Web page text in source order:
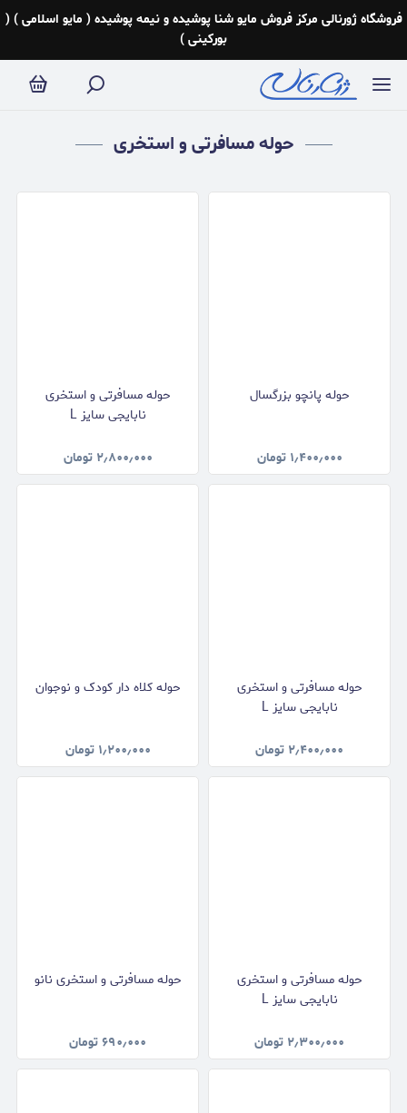
فروشگاه ژورنالی مرکز فروش مایو شنا پوشیده و نیمه پوشیده ( مایو اسلامی ) (
بورکینی )
حوله مسافرتی و استخری
حوله پانچو بزرگسال
۱٫۴۰۰٫۰۰۰ تومان
حوله مسافرتی و استخری
نابایجی سایز L
۲٫۸۰۰٫۰۰۰ تومان
حوله مسافرتی و استخری
نابایجی سایز L
۲٫۴۰۰٫۰۰۰ تومان
حوله کلاه دار کودک و نوجوان
۱٫۲۰۰٫۰۰۰ تومان
حوله مسافرتی و استخری
نابایجی سایز L
۲٫۳۰۰٫۰۰۰ تومان
حوله مسافرتی و استخری نانو
۶۹۰٫۰۰۰تومان